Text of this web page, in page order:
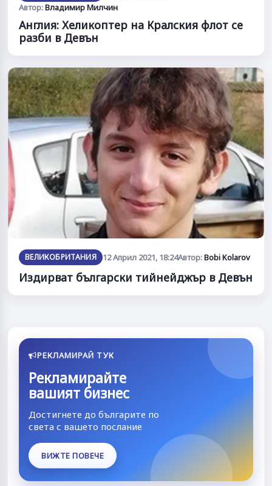
Автор:Владимир Милчин
Англия: Хеликоптер на Кралския флот се
разби в Девън
ВЕЛИКОБРИТАНИЯ 12 Април 2021, 18:24Автор:Bobi Kolarov
Издирват български тийнейджър в Девън
РЕКЛАМИРАЙ ТУК
Рекламирайте
вашият бизнес
Достигнете до българите по
света с вашето послание
ВИЖТЕ ПОВЕЧЕ